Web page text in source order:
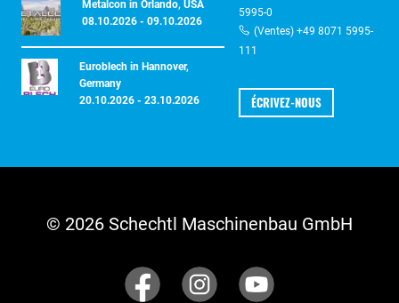
Metalcon in Orlando, USA
08.10.2026 - 09.10.2026
Euroblech in Hannover,
Germany
20.10.2026 - 23.10.2026
5995-0
(Ventes) +49 8071 5995-
111
ÉCRIVEZ-NOUS
© 2026 Schechtl Maschinenbau GmbH